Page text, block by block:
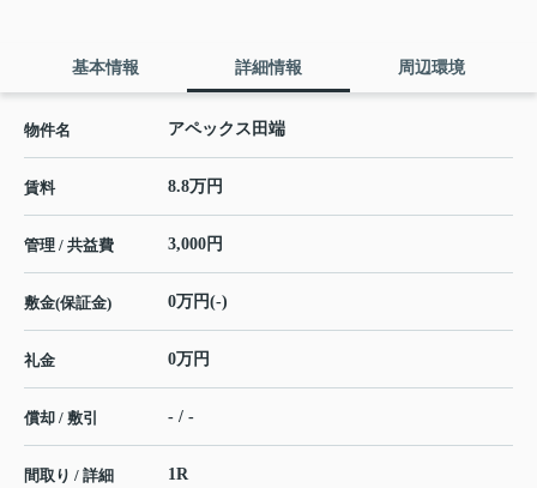
基本情報 詳細情報 周辺環境
物件名 アペックス田端
賃料 8.8万円
管理 / 共益費 3,000円
敷金(保証金) 0万円(-)
礼金 0万円
償却 / 敷引 - / -
間取り / 詳細
1R